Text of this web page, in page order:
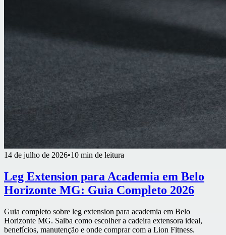
14 de julho de 2026•10 min de leitura
Leg Extension para Academia em Belo
Horizonte MG: Guia Completo 2026
Guia completo sobre leg extension para academia em Belo
Horizonte MG. Saiba como escolher a cadeira extensora ideal,
benefícios, manutenção e onde comprar com a Lion Fitness.